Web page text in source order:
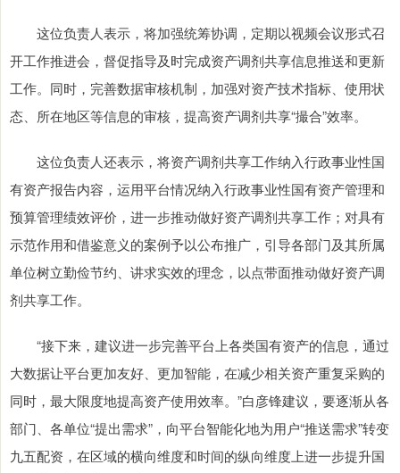
这位负责人表示，将加强统筹协调，定期以视频会议形式召
开工作推进会，督促指导及时完成资产调剂共享信息推送和更新
工作。同时，完善数据审核机制，加强对资产技术指标、使用状
态、所在地区等信息的审核，提高资产调剂共享“撮合”效率。
这位负责人还表示，将资产调剂共享工作纳入行政事业性国
有资产报告内容，运用平台情况纳入行政事业性国有资产管理和
预算管理绩效评价，进一步推动做好资产调剂共享工作；对具有
示范作用和借鉴意义的案例予以公布推广，引导各部门及其所属
单位树立勤俭节约、讲求实效的理念，以点带面推动做好资产调
剂共享工作。
“接下来，建议进一步完善平台上各类国有资产的信息，通过
大数据让平台更加友好、更加智能，在减少相关资产重复采购的
同时，最大限度地提高资产使用效率。”白彦锋建议，要逐渐从各
部门、各单位“提出需求”，向平台智能化地为用户“推送需求”转变
九五配资，在区域的横向维度和时间的纵向维度上进一步提升国